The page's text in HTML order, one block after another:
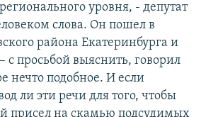
уровня, - депутат
слова. Он пошел в
района Екатеринбурга и
с просьбой выяснить, говорил
нечто подобное. И если
ли эти речи для того, чтобы
присел на скамью подсудимых